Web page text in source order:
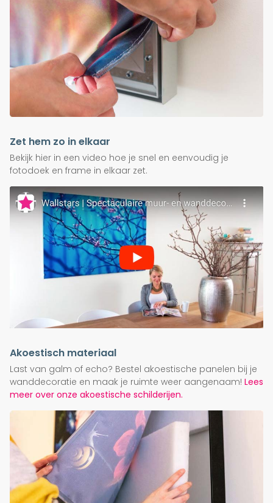
Zet hem zo in elkaar
Bekijk hier in een video hoe je snel en eenvoudig je
fotodoek en frame in elkaar zet.
Akoestisch materiaal
Last van galm of echo? Bestel akoestische panelen bij je
wanddecoratie en maak je ruimte weer aangenaam! Lees
meer over onze akoestische schilderijen.